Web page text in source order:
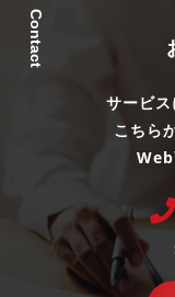
Contact
サービ
こちら
Web